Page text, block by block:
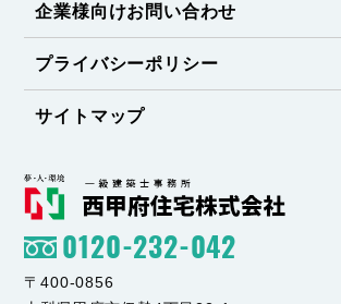
企業様向けお問い合わせ
プライバシーポリシー
サイトマップ
0120-232-042
〒400-0856